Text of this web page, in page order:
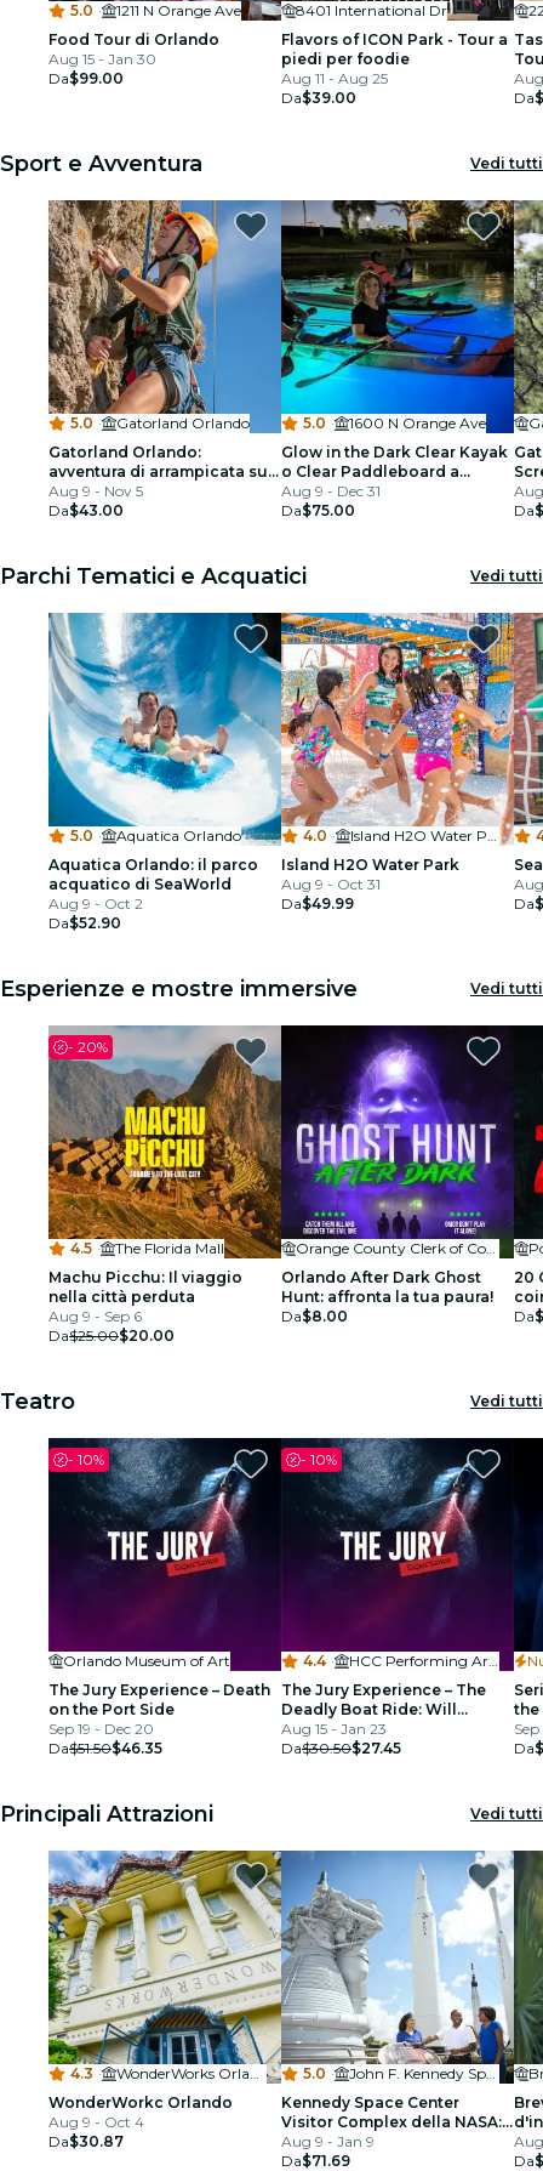
5.0 ·
1211 N Orange Ave
Food Tour di Orlando
Aug 15 - Jan 30
Da$99.00
8401 International Dr
Flavors of ICON Park - Tour a
piedi per foodie
Aug 11 - Aug 25
Da$39.00
Aug
Da
Sport e Avventura Vedi tutti
5.0 ·
Gatorland Orlando
Gatorland Orlando:
avventura di arrampicata su
roccia e ingresso al parco
Aug 9 - Nov 5
Da$43.00
5.0 ·
1600 N Orange Ave
Glow in the Dark Clear Kayak
o Clear Paddleboard a
Paradise
Aug 9 - Dec 31
Da$75.00
Da
Parchi Tematici e Acquatici Vedi tutti
5.0 ·
Aquatica Orlando
Aquatica Orlando: il parco
acquatico di SeaWorld
Aug 9 - Oct 2
Da$52.90
4.0 ·
Island H2O Water Park
Island H2O Water Park
Aug 9 - Oct 31
Da$49.99
Da
Esperienze e mostre immersive Vedi tutti
- 20%
4.5 ·
The Florida Mall
Machu Picchu: Il viaggio
nella città perduta
Aug 9 - Sep 6
Da$25.00$20.00
Orange County Clerk of Courts
Orlando After Dark Ghost
Hunt: affronta la tua paura!
Da$8.00
20
Da
Teatro Vedi tutti
- 10%
Orlando Museum of Art
The Jury Experience – Death
on the Port Side
Sep 19 - Dec 20
Da$51.50$46.35
- 10%
4.4 ·
HCC Performing Arts Ybor City
The Jury Experience – The
Deadly Boat Ride: Will
Tampa Deliver Justice?
Aug 15 - Jan 23
Da$30.50$27.45
the
Da
Principali Attrazioni Vedi tutti
4.3 ·
WonderWorks Orlando
WonderWorkс Orlando
Aug 9 - Oct 4
Da$30.87
5.0 ·
John F. Kennedy Space Center
Kennedy Space Center
Visitor Complex della NASA:
Ingresso giornaliero
Aug 9 - Jan 9
Da$71.69
Da